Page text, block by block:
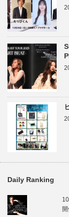
Daily Ranking
開